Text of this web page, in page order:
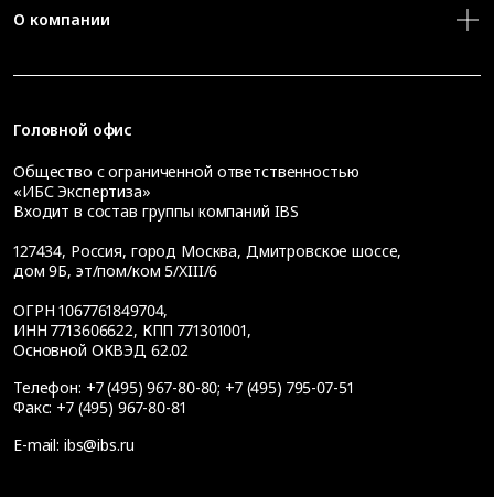
О компании
Головной офис
Общество с ограниченной ответственностью
«ИБС Экспертиза»
Входит в состав группы компаний IBS
127434, Россия, город Москва, Дмитровское шоссе,
дом 9Б, эт/пом/ком 5/XIII/6
ОГРН 1067761849704,
ИНН 7713606622, КПП 771301001,
Основной ОКВЭД 62.02
Телефон: +7 (495) 967-80-80; +7 (495) 795-07-51
Факс: +7 (495) 967-80-81
E-mail: ibs@ibs.ru